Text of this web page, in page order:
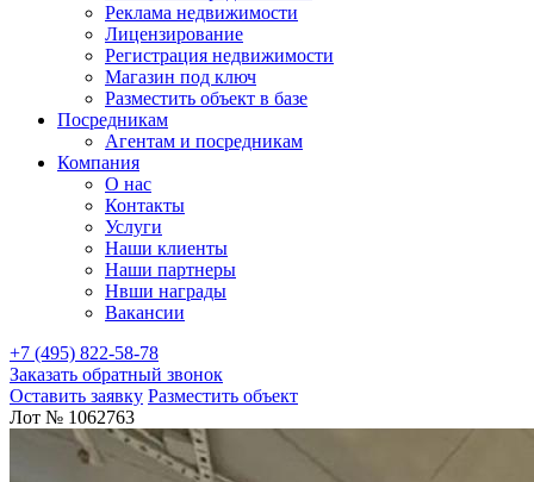
Реклама недвижимости
Лицензирование
Регистрация недвижимости
Магазин под ключ
Разместить объект в базе
Посредникам
Агентам и посредникам
Компания
О нас
Контакты
Услуги
Наши клиенты
Наши партнеры
Нвши награды
Вакансии
+7 (495) 822-58-78
Заказать обратный звонок
Оставить заявку Разместить объект
Лот № 1062763